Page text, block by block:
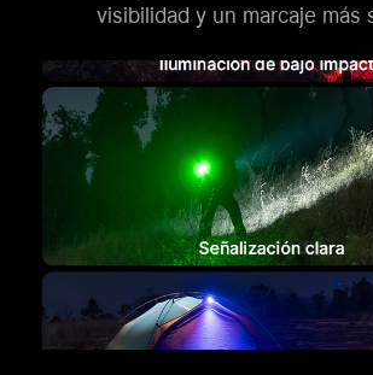
visibilidad y un marcaje más